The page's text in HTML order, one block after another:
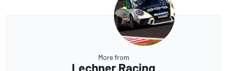
More from
Lechner Racing